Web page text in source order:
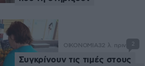
ΟΙΚΟΝΟΜΙΑ32 λ. πριν 2
Συγκρίνουν τις τιμές στους